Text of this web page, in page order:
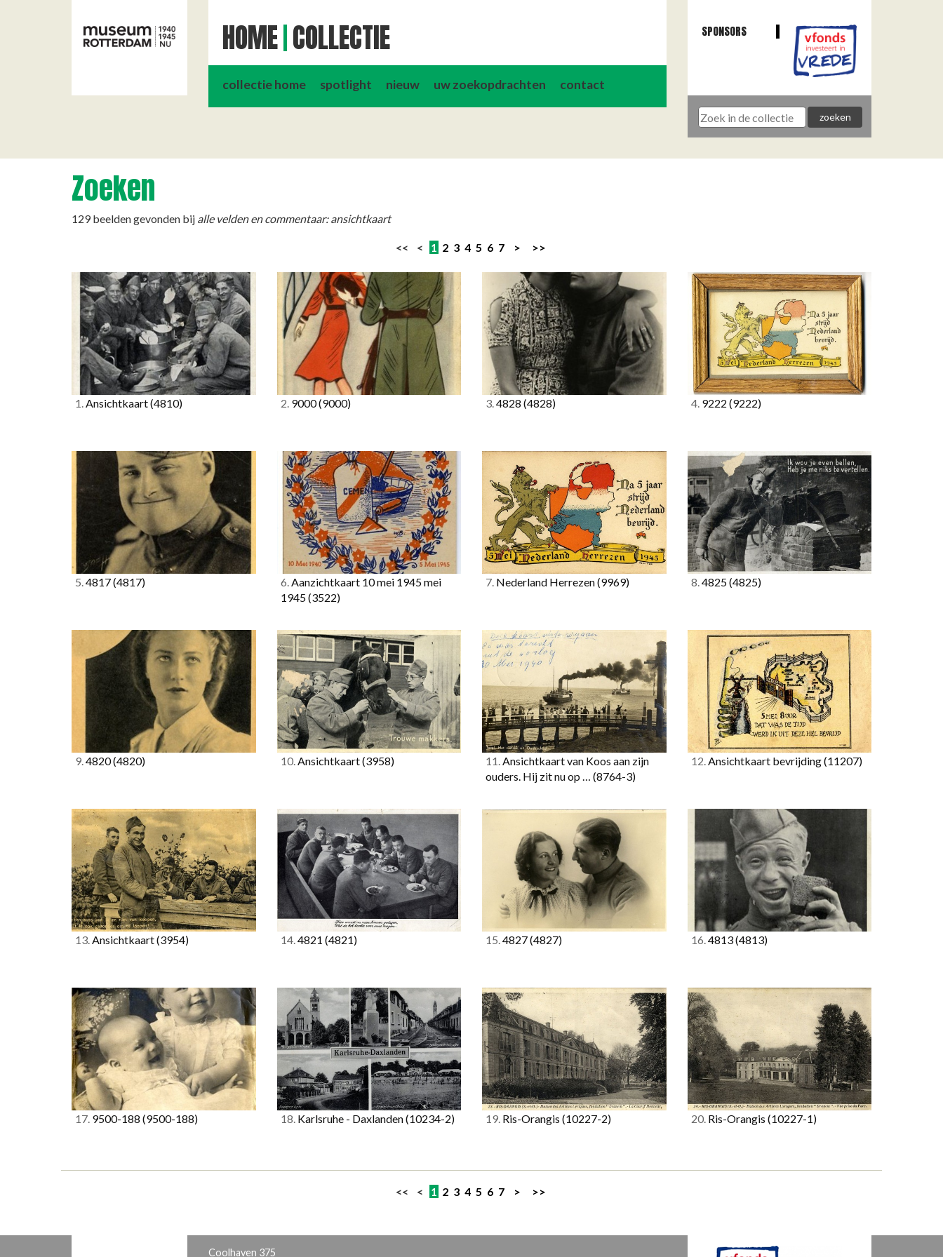
HOME COLLECTIE
collectie home spotlight nieuw uw zoekopdrachten contact
SPONSORS
Zoeken
129 beelden gevonden bij alle velden en commentaar: ansichtkaart
<< < 1 2 3 4 5 6 7 > >>
1.Ansichtkaart(4810) 2.9000(9000) 3.4828 (4828) 4.9222 (9222)
5.4817(4817) 6.Aanzichtkaart 10 mei 1945 mei
1945(3522)
7. Nederland Herrezen(9969) 8.4825(4825)
9.4820(4820) 10.Ansichtkaart(3958) 11.Ansichtkaart van Koos aan zijn
ouders. Hij zit nu op … (8764-3)
12.Ansichtkaart bevrijding(11207)
13.Ansichtkaart(3954) 14.4821 (4821) 15.4827(4827) 16.4813(4813)
17. 9500-188 (9500-188) 18.Karlsruhe - Daxlanden(10234-2) 19. Ris-Orangis (10227-2) 20.Ris-Orangis (10227-1)
<< < 1 2 3 4 5 6 7 > >>
Coolhaven 375